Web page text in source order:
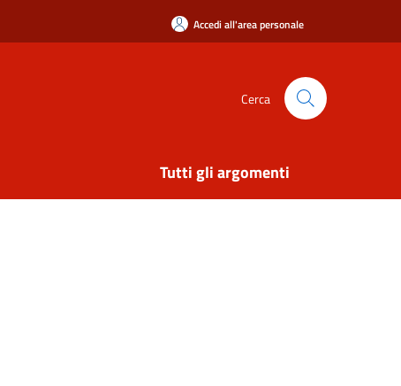
Accedi all'area personale
Cerca
Tutti gli argomenti